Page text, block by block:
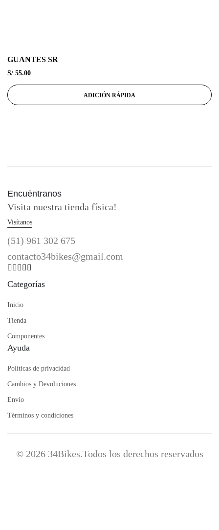
GUANTES SR
S/ 55.00
ADICIÓN RÁPIDA
Encuéntranos
Visita nuestra tienda física!
Visítanos
(51) 961 302 675
contacto34bikes@gmail.com
Categorías
Inicio
Tienda
Componentes
Ayuda
Políticas de privacidad
Cambios y Devoluciones
Envío
Términos y condiciones
© 2026 34Bikes.Todos los derechos reservados